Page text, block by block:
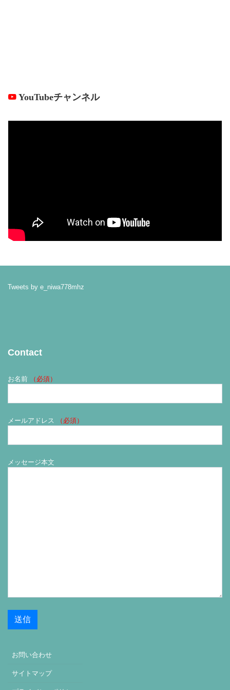
YouTubeチャンネル
Tweets by e_niwa778mhz
Contact
お名前 （必須）
メールアドレス （必須）
メッセージ本文
お問い合わせ
サイトマップ